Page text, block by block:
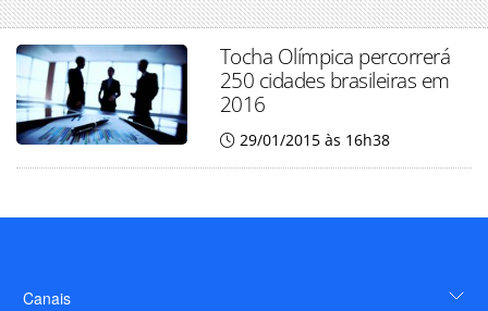
Tocha Olímpica percorrerá
250 cidades brasileiras em
2016
29/01/2015 às 16h38
Canais